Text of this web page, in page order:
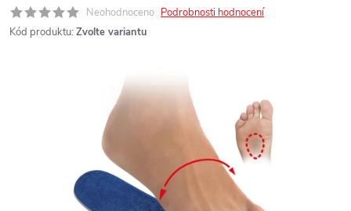
Neohodnoceno Podrobnosti hodnocení
Kód produktu: Zvolte variantu